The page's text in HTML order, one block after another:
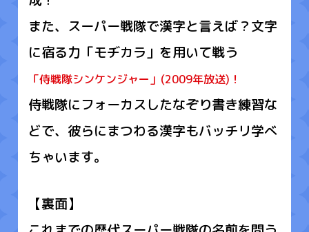
また、スーパー戦隊で漢字と言えば？文字
に宿る力「モヂカラ」を用いて戦う
「侍戦隊シンケンジャー」(2009年放送)！
侍戦隊にフォーカスしたなぞり書き練習な
どで、彼らにまつわる漢字もバッチリ学べ
ちゃいます。
【裏面】